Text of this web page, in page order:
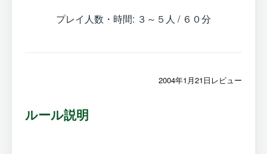
プレイ人数・時間: ３～５人 / ６０分
2004年1月21日レビュー
ルール説明